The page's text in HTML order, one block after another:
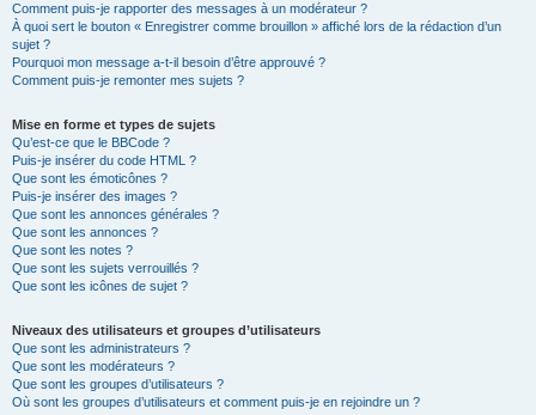
Comment puis-je rapporter des messages à un modérateur ?
À quoi sert le bouton « Enregistrer comme brouillon » affiché lors de la rédaction d’un
sujet ?
Pourquoi mon message a-t-il besoin d’être approuvé ?
Comment puis-je remonter mes sujets ?
Mise en forme et types de sujets
Qu’est-ce que le BBCode ?
Puis-je insérer du code HTML ?
Que sont les émoticônes ?
Puis-je insérer des images ?
Que sont les annonces générales ?
Que sont les annonces ?
Que sont les notes ?
Que sont les sujets verrouillés ?
Que sont les icônes de sujet ?
Niveaux des utilisateurs et groupes d’utilisateurs
Que sont les administrateurs ?
Que sont les modérateurs ?
Que sont les groupes d’utilisateurs ?
Où sont les groupes d’utilisateurs et comment puis-je en rejoindre un ?